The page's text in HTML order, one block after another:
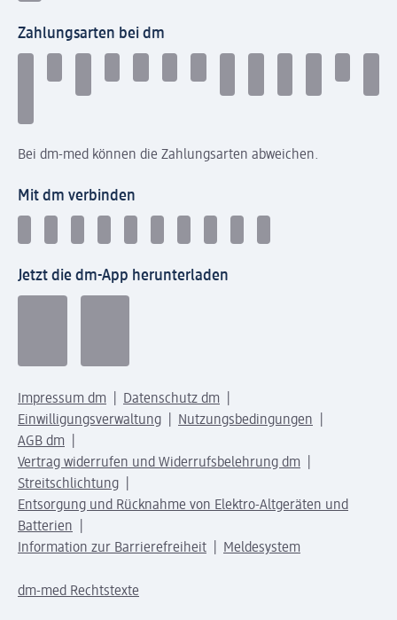
Zahlungsarten bei dm
Bei dm-med können die Zahlungsarten abweichen.
Mit dm verbinden
Jetzt die dm-App herunterladen
Impressum dm
Datenschutz dm
Einwilligungsverwaltung
Nutzungsbedingungen
AGB dm
Vertrag widerrufen und Widerrufsbelehrung dm
Streitschlichtung
Entsorgung und Rücknahme von Elektro-Altgeräten und
Batterien
Information zur Barrierefreiheit
Meldesystem
dm-med Rechtstexte